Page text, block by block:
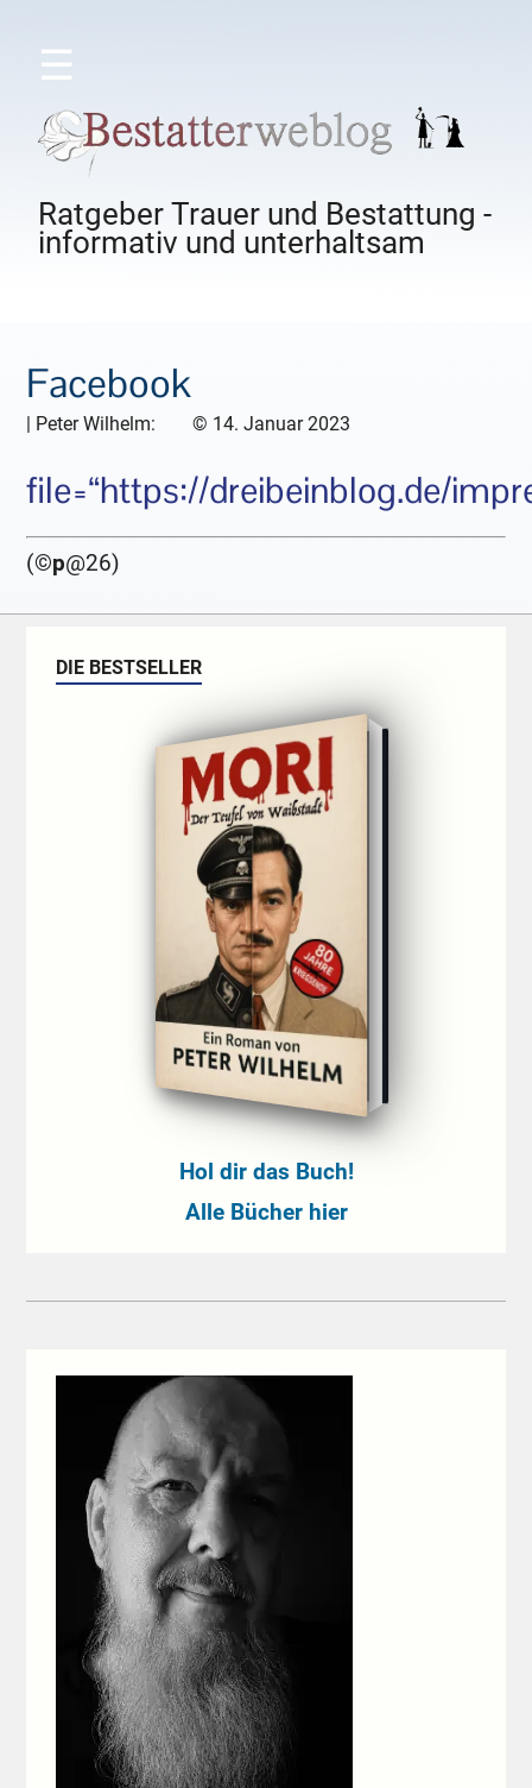
☰
Ratgeber Trauer und Bestattung -
informativ und unterhaltsam
Facebook
Peter Wilhelm: © 14. Januar 2023
file=“https://dreibeinblog.de/
(©p@26)
DIE BESTSELLER
Hol dir das Buch!
Alle Bücher hier